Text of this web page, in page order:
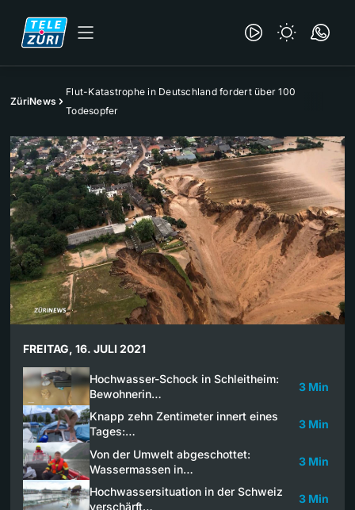
ZüriNews
Flut-Katastrophe in Deutschland fordert über 100
Todesopfer
FREITAG, 16. JULI 2021
Hochwasser-Schock in Schleitheim:
Bewohnerin…
3 Min
Knapp zehn Zentimeter innert eines
Tages:…
3 Min
Von der Umwelt abgeschottet:
Wassermassen in…
3 Min
Hochwassersituation in der Schweiz
verschärft…
3 Min